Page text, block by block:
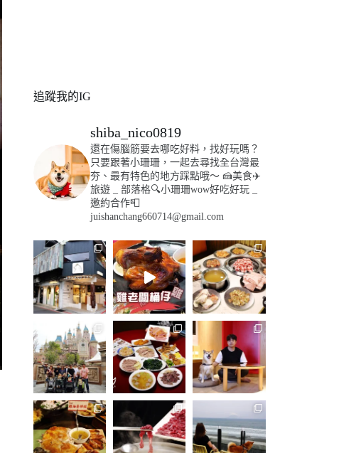
追蹤我的IG
shiba_nico0819
還在傷腦筋要去哪吃好料，找好玩嗎？
只要跟著小珊珊，一起去尋找全台灣最
夯、最有特色的地方踩點哦～ 🍰美食✈️
旅遊
部落格🔍小珊珊wow好吃好玩
邀約合作📮
juishanchang660714@gmail.com